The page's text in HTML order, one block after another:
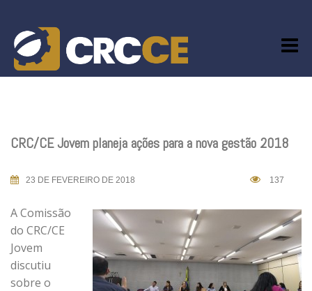
content
CRC/CE Jovem planeja ações para a nova gestão 2018
23 DE FEVEREIRO DE 2018 137
A Comissão
do CRC/CE
Jovem
discutiu
sobre o